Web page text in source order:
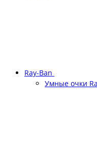
Ray-Ban
Умные очки